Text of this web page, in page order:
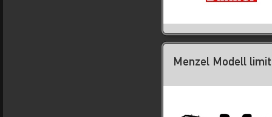
Menzel Modell